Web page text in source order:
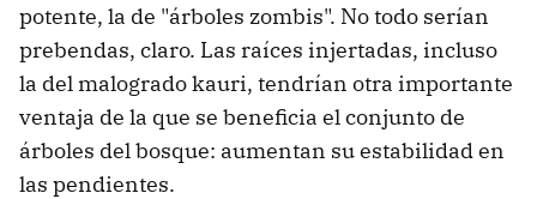
potente, la de "árboles zombis". No todo serían
prebendas, claro. Las raíces injertadas, incluso
la del malogrado kauri, tendrían otra importante
ventaja de la que se beneficia el conjunto de
árboles del bosque: aumentan su estabilidad en
las pendientes.